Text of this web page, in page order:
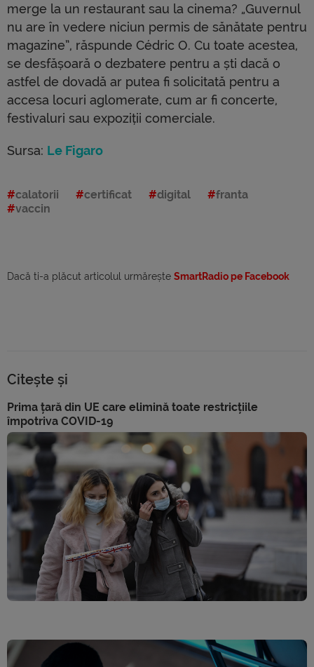
merge la un restaurant sau la cinema? „Guvernul
nu are în vedere niciun permis de sănătate pentru
magazine”, răspunde Cédric O. Cu toate acestea,
se desfășoară o dezbatere pentru a ști dacă o
astfel de dovadă ar putea fi solicitată pentru a
accesa locuri aglomerate, cum ar fi concerte,
festivaluri sau expoziții comerciale.
Sursa: Le Figaro
calatorii certificat digital
franta
vaccin
Dacă ti-a plăcut articolul urmărește SmartRadio pe Facebook
Citește și
Prima țară din UE care elimină toate restricțiile
împotriva COVID-19